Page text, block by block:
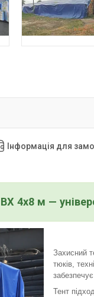
Інформація для
4x8 м —
Захисний
тюків,
Тент